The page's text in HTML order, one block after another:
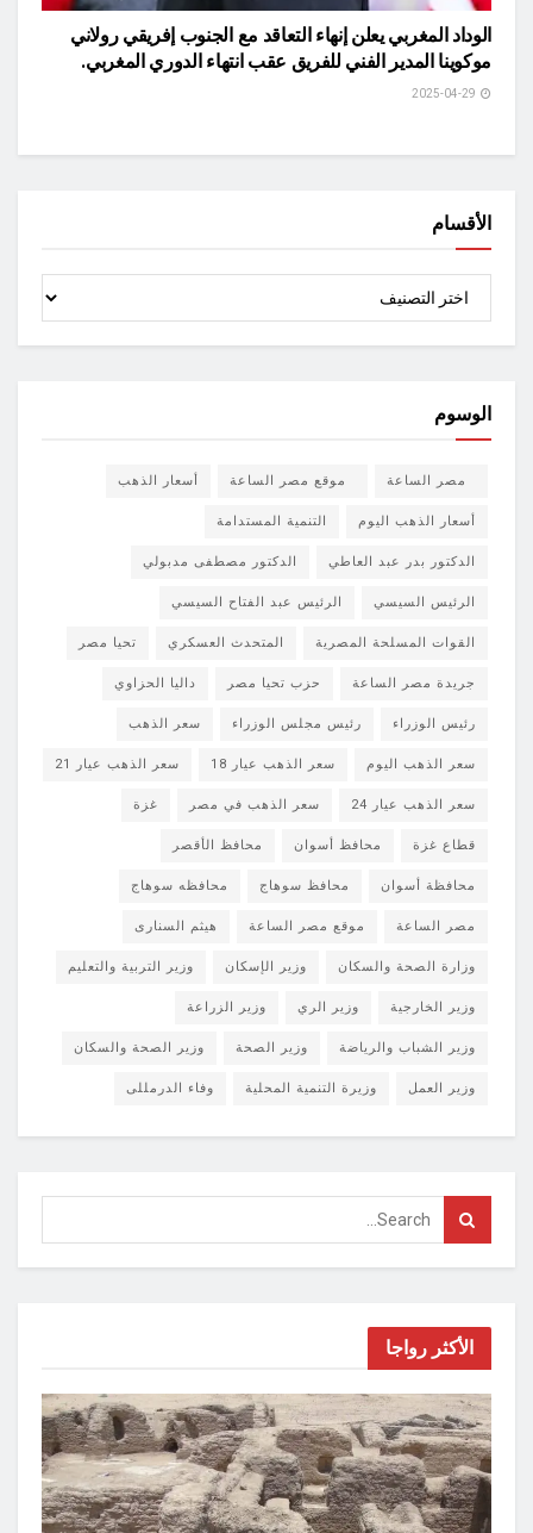
الوداد المغربي يعلن إنهاء التعاقد مع الجنوب إفريقي رولاني
موكوينا المدير الفني للفريق عقب انتهاء الدوري المغربي.
الأقسام
الوسوم
مصر الساعة موقع مصر الساعة أسعار الذهب
أسعار الذهب اليوم التنمية المستدامة
الدكتور بدر عبد العاطي الدكتور مصطفى مدبولي
الرئيس السيسي الرئيس عبد الفتاح السيسي
القوات المسلحة المصرية المتحدث العسكري تحيا مصر
جريدة مصر الساعة حزب تحيا مصر داليا الحزاوي
رئيس الوزراء رئيس مجلس الوزراء سعر الذهب
سعر الذهب اليوم سعر الذهب عيار 18 سعر الذهب عيار 21
سعر الذهب عيار 24 سعر الذهب في مصر غزة
قطاع غزة محافظ أسوان محافظ الأقصر
محافظة أسوان محافظ سوهاج محافظه سوهاج
مصر الساعة موقع مصر الساعة هيثم السنارى
وزارة الصحة والسكان وزير الإسكان وزير التربية والتعليم
وزير الخارجية وزير الري وزير الزراعة
وزير الشباب والرياضة وزير الصحة وزير الصحة والسكان
وزير العمل وزيرة التنمية المحلية وفاء الدرمللى
الأكثر رواجا